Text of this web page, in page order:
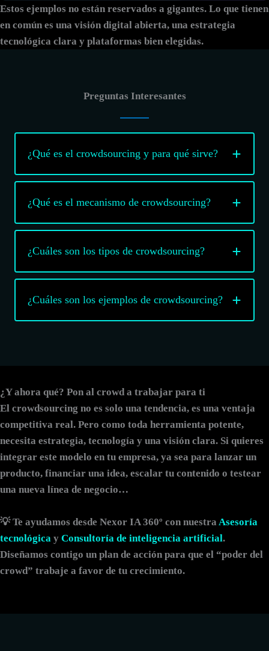
Estos ejemplos no están reservados a gigantes. Lo que tienen
en común es una visión digital abierta, una estrategia
tecnológica clara y plataformas bien elegidas.
Preguntas Interesantes
¿Qué es el crowdsourcing y para qué sirve?
¿Qué es el mecanismo de crowdsourcing?
¿Cuáles son los tipos de crowdsourcing?
¿Cuáles son los ejemplos de crowdsourcing?
¿Y ahora qué? Pon al crowd a trabajar para ti
El crowdsourcing no es solo una tendencia, es una ventaja
competitiva real. Pero como toda herramienta potente,
necesita estrategia, tecnología y una visión clara. Si quieres
integrar este modelo en tu empresa, ya sea para lanzar un
producto, financiar una idea, escalar tu contenido o testear
una nueva línea de negocio…
💡Te ayudamos desde Nexor IA 360º con nuestra Asesoría
tecnológica y Consultoría de inteligencia artificial.
Diseñamos contigo un plan de acción para que el “poder del
crowd” trabaje a favor de tu crecimiento.